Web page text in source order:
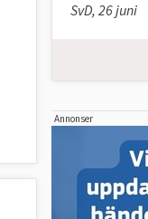
SvD, 26 juni
Annonser